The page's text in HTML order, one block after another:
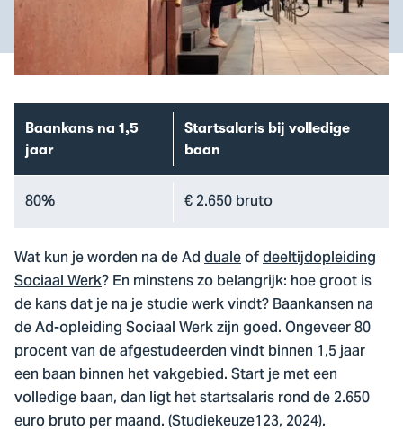
Baankans na 1,5
jaar
Startsalaris bij volledige
baan
80%
€ 2.650 bruto
Wat kun je worden na de Addualeofdeeltijdopleiding
Sociaal Werk? En minstens zo belangrijk: hoe groot is
de kans dat je na je studie werk vindt? Baankansen na
de Ad-opleiding Sociaal Werk zijn goed. Ongeveer 80
procent van de afgestudeerden vindt binnen 1,5 jaar
een baan binnen het vakgebied. Start je met een
volledige baan, dan ligt het startsalaris rond de 2.650
euro bruto per maand. (Studiekeuze123, 2024).